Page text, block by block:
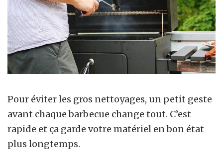
Pour éviter les gros nettoyages, un petit geste
avant chaque barbecue change tout. C’est
rapide et ça garde votre matériel en bon état
plus longtemps.